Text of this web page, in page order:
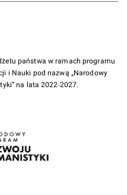
państwa w ramach programu
i Nauki pod nazwą „Narodowy
na lata 2022-2027.